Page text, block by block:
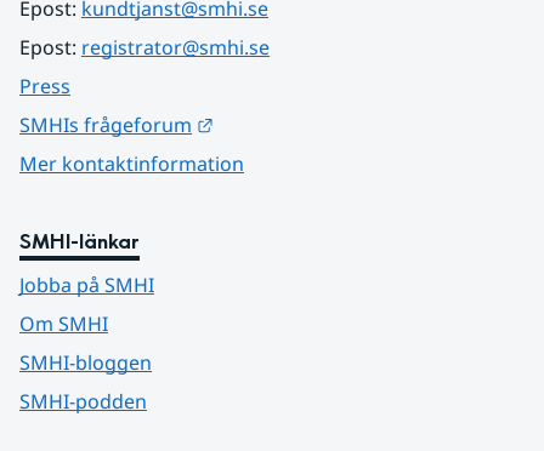
Epost: kundtjanst@smhi.se
Epost: registrator@smhi.se
Press
SMHIs frågeforum
Mer kontaktinformation
SMHI-länkar
Jobba på SMHI
Om SMHI
SMHI-bloggen
SMHI-podden